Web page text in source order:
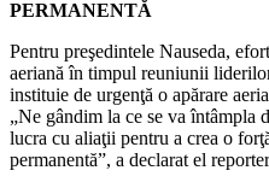
PERMANENTĂ
Pentru preşedintele Nauseda,
aeriană în timpul reuniunii
instituie de urgenţă o apărare
„Ne gândim la ce se va întâmpla
lucra cu aliaţii pentru a crea o
permanentă”, a declarat el